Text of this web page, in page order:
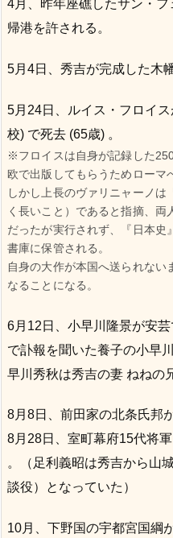
4月、昨年座礁したサン・
帰港を許される。
5月4日、秀吉が完成した木
5月24日、ルイス・フロイ
校) で死去 (65歳) 。
※フロイスは自身が記録した
欧で出版してもらうためローマ
しかし上長のヴァリニャーノ
く長いこと）であると指摘、
だったが実行されず、『日本史
書庫に保管される。
自身の大作が本国へ送られない
なることになる。
6月12日、小早川隆景が安
で訃報を聞いた養子の小早
早川秀秋は秀吉の妻 ねねの
8月8日、前田家の北条氏邦
8月28日、室町幕府15代将
。（足利義昭は秀吉から山
談役）となっていた）
10月、下野国の宇都宮国綱